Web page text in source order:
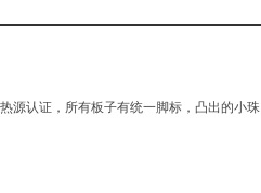
源认证，所有板子有统一脚标，凸出的小珠